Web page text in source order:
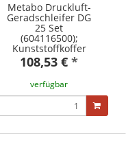
Metabo Druckluft-
Geradschleifer DG
25 Set
(604116500);
Kunststoffkoffer
108,53 € *
verfügbar